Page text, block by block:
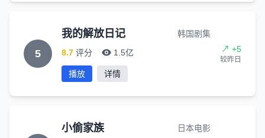
5
我的解放日记
韩国剧集
8.7 评分 1.5亿
播放 详情
↗ +5
较昨日
小偷家族
日本电影